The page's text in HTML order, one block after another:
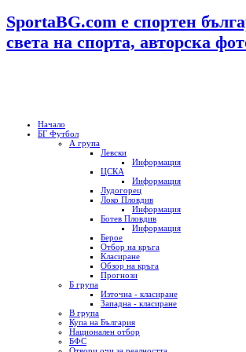
SportaBG.com е спортен
света на спорта, авторска
Начало
БГ Футбол
А група
Левски
Информация
ЦСКА
Информация
Лудогорец
Локо Пловдив
Информация
Ботев Пловдив
Информация
Берое
Отбор на кръга
Класиране
Обзор на кръга
Прогнози
Б група
Източна - класиране
Западна - класиране
В група
Купа на България
Национален отбор
БФС